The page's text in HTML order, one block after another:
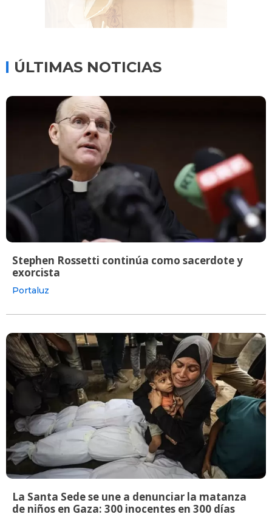
ÚLTIMAS NOTICIAS
Stephen Rossetti continúa como sacerdote y
exorcista
Portaluz
La Santa Sede se une a denunciar la matanza
de niños en Gaza: 300 inocentes en 300 días